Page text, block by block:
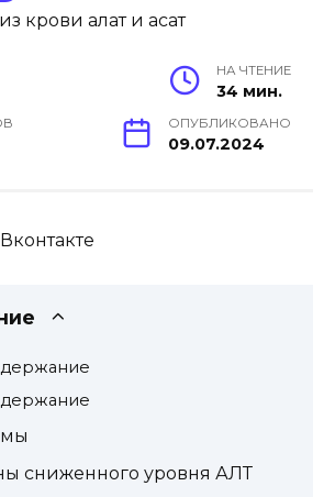
НА ЧТЕНИЕ
34 мин.
ОПУБЛИКОВАНО
09.07.2024
сниженного уровня АЛТ